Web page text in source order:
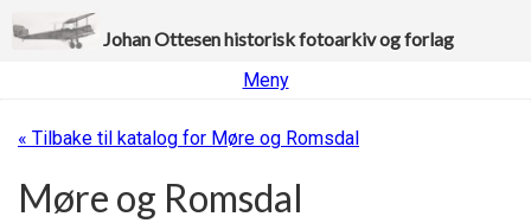
Johan Ottesen historisk fotoarkiv og forlag
Meny
« Tilbake til katalog for Møre og Romsdal
Møre og Romsdal